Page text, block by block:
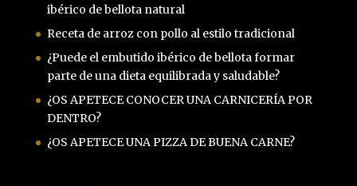
ibérico de bellota natural
Receta de arroz con pollo al estilo tradicional
¿Puede el embutido ibérico de bellota formar
parte de una dieta equilibrada y saludable?
¿OS APETECE CONOCER UNA CARNICERÍA POR
DENTRO?
¿OS APETECE UNA PIZZA DE BUENA CARNE?